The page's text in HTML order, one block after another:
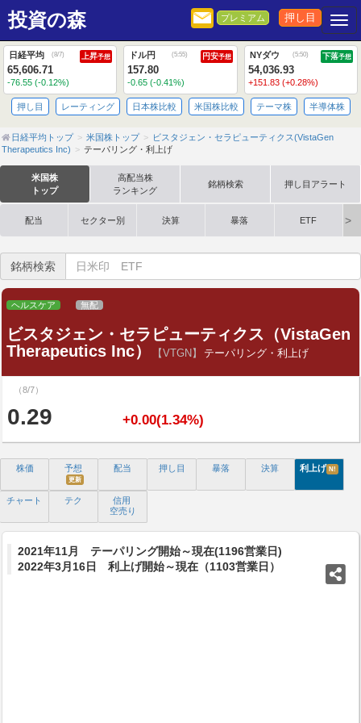
投資の森 プレミアム 押し目
日経平均 (8/7) 上昇予想
65,606.71
-76.55 (-0.12%)
ドル円 (5:55) 円安予想
157.80
-0.65 (-0.41%)
NYダウ (5:50) 下落予想
54,036.93
+151.83 (+0.28%)
押し目 レーティング 日本株比較 米国株比較 テーマ株 半導体株
日経平均トップ 米国株トップ
ビスタジェン・セラピューティクス(VistaGen
Therapeutics Inc)
テーパリング・利上げ
米国株
トップ
高配当株
ランキング
銘柄検索 押し目アラート
配当 セクター別 決算 暴落 ETF
銘柄検索
ヘルスケア 無配
ビスタジェン・セラピューティクス（VistaGen
Therapeutics Inc）
【VTGN】 テーパリング・利上げ
（8/7）
0.29 +0.00(1.34%)
株価 予想
更新
配当 押し目 暴落 決算 利上げ N!
チャート テク
信用
空売り
2021年11月 テーパリング開始～現在(1196営業日)
2022年3月16日 利上げ開始～現在（1103営業日）